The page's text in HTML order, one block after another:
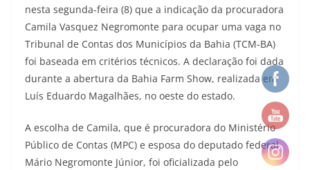
nesta segunda-feira (8) que a indicação da procuradora
Camila Vasquez Negromonte para ocupar uma vaga no
Tribunal de Contas dos Municípios da Bahia (TCM-BA)
foi baseada em critérios técnicos. A declaração foi dada
durante a abertura da Bahia Farm Show, realizada em
Luís Eduardo Magalhães, no oeste do estado.
A escolha de Camila, que é procuradora do Ministério
Público de Contas (MPC) e esposa do deputado federal
Mário Negromonte Júnior, foi oficializada pelo